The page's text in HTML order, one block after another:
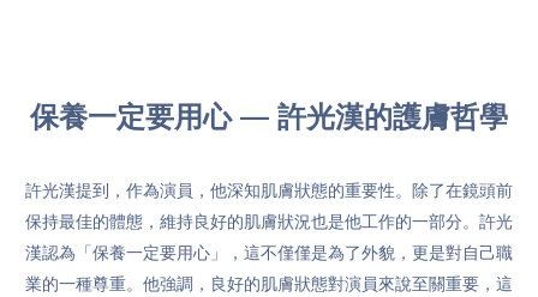
保養一定要用心 — 許光漢的護膚哲學
許光漢提到，作為演員，他深知肌膚狀態的重要性。除了在鏡頭前
保持最佳的體態，維持良好的肌膚狀況也是他工作的一部分。許光
漢認為「保養一定要用心」，這不僅僅是為了外貌，更是對自己職
業的一種尊重。他強調，良好的肌膚狀態對演員來說至關重要，這